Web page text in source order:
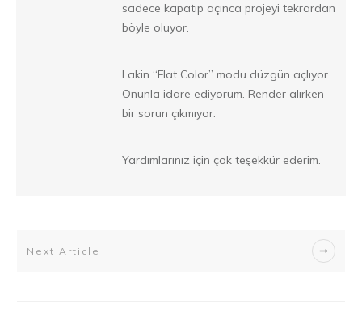
sadece kapatıp açınca projeyi tekrardan
böyle oluyor.
Lakin “Flat Color” modu düzgün açlıyor.
Onunla idare ediyorum. Render alırken
bir sorun çıkmıyor.
Yardımlarınız için çok teşekkür ederim.
Next Article